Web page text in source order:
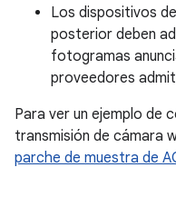
Los dispositivos
posterior deben
fotogramas
proveedores
Para ver un ejemplo de
transmisión de cámara
parche de muestra de